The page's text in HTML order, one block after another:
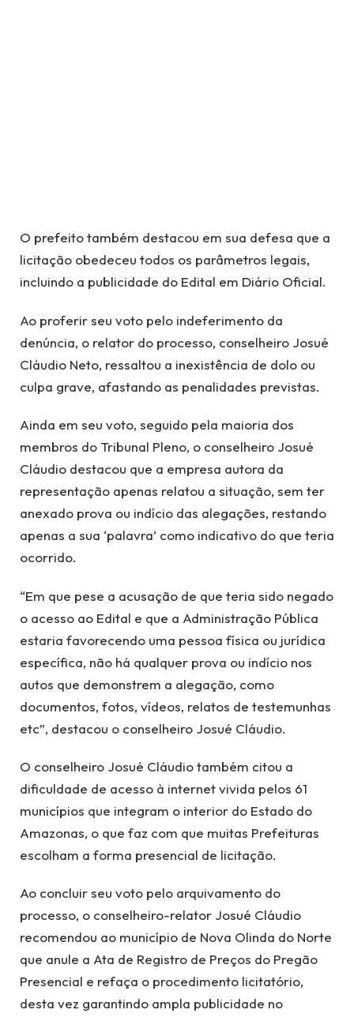
O prefeito também destacou em sua defesa que a
licitação obedeceu todos os parâmetros legais,
incluindo a publicidade do Edital em Diário Oficial.
Ao proferir seu voto pelo indeferimento da
denúncia, o relator do processo, conselheiro Josué
Cláudio Neto, ressaltou a inexistência de dolo ou
culpa grave, afastando as penalidades previstas.
Ainda em seu voto, seguido pela maioria dos
membros do Tribunal Pleno, o conselheiro Josué
Cláudio destacou que a empresa autora da
representação apenas relatou a situação, sem ter
anexado prova ou indício das alegações, restando
apenas a sua ‘palavra’ como indicativo do que teria
ocorrido.
“Em que pese a acusação de que teria sido negado
o acesso ao Edital e que a Administração Pública
estaria favorecendo uma pessoa física ou jurídica
específica, não há qualquer prova ou indício nos
autos que demonstrem a alegação, como
documentos, fotos, vídeos, relatos de testemunhas
etc”, destacou o conselheiro Josué Cláudio.
O conselheiro Josué Cláudio também citou a
dificuldade de acesso à internet vivida pelos 61
municípios que integram o interior do Estado do
Amazonas, o que faz com que muitas Prefeituras
escolham a forma presencial de licitação.
Ao concluir seu voto pelo arquivamento do
processo, o conselheiro-relator Josué Cláudio
recomendou ao município de Nova Olinda do Norte
que anule a Ata de Registro de Preços do Pregão
Presencial e refaça o procedimento licitatório,
desta vez garantindo ampla publicidade no